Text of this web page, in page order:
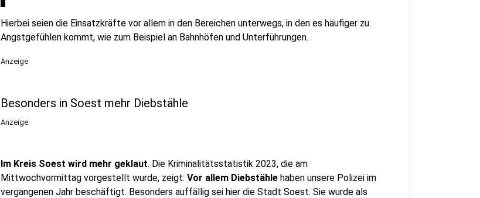
Hierbei seien die Einsatzkräfte vor allem in den Bereichen unterwegs, in den es häufiger zu
Angstgefühlen kommt, wie zum Beispiel an Bahnhöfen und Unterführungen.
Anzeige
Besonders in Soest mehr Diebstähle
Anzeige
Im Kreis Soest wird mehr geklaut. Die Kriminalitätsstatistik 2023, die am
Mittwochvormittag vorgestellt wurde, zeigt: Vor allem Diebstähle haben unsere Polizei im
vergangenen Jahr beschäftigt. Besonders auffällig sei hier die Stadt Soest. Sie wurde als